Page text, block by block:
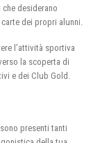
desiderano
dei propri alunni.
l’attività sportiva
la scoperta di
e dei Club Gold.
presenti tanti